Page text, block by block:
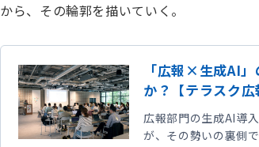
から、その輪郭を描いていく。
「広報×生成AI
か？【テラスク
広報部門の生成AI導
が、その勢いの裏側